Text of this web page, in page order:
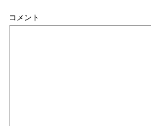
コメント